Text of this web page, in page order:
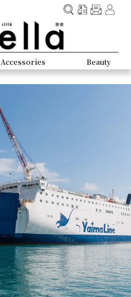
Accessories Beauty